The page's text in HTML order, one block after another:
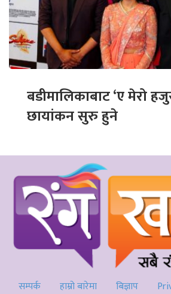
बडीमालिकाबाट ‘ए मेरो
छायांकन सुरु हुने
सम्पर्क हाम्रो बारेमा बिज्ञाप